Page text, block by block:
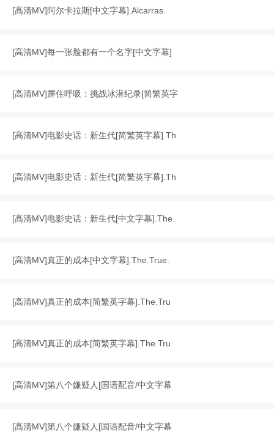
[高清MV]阿尔卡拉斯[中文字幕].Alcarras.
[高清MV]每一张脸都有一个名字[中文字幕]
[高清MV]屏住呼吸：挑战冰潜纪录[简繁英字
[高清MV]电影史话：新生代[简繁英字幕].Th
[高清MV]电影史话：新生代[简繁英字幕].Th
[高清MV]电影史话：新生代[中文字幕].The.
[高清MV]真正的成本[中文字幕].The.True.
[高清MV]真正的成本[简繁英字幕].The.Tru
[高清MV]真正的成本[简繁英字幕].The.Tru
[高清MV]第八个嫌疑人[国语配音/中文字幕
[高清MV]第八个嫌疑人[国语配音/中文字幕